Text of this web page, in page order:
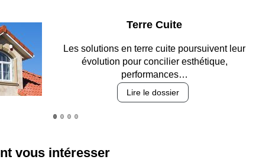
Parking et garages
Entre circulation, sécurisation des accès, durabilité
des revêtements et intégration…
Lire le dossier